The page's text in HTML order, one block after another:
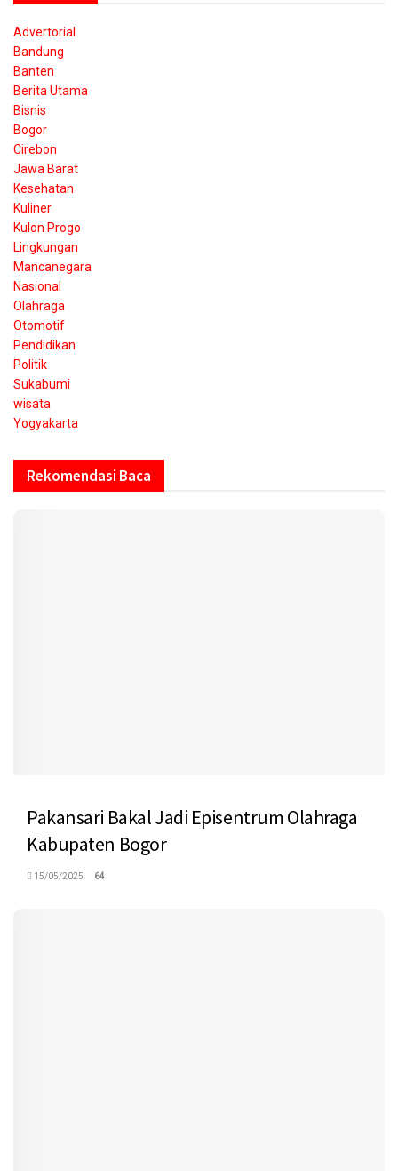
Advertorial
Bandung
Banten
Berita Utama
Bisnis
Bogor
Cirebon
Jawa Barat
Kesehatan
Kuliner
Kulon Progo
Lingkungan
Mancanegara
Nasional
Olahraga
Otomotif
Pendidikan
Politik
Sukabumi
wisata
Yogyakarta
Rekomendasi Baca
Pakansari Bakal Jadi Episentrum Olahraga
Kabupaten Bogor
15/05/2025 64